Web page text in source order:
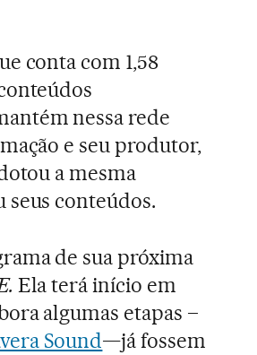
conta com 1,58
nessa rede
e seu produtor,
a mesma
conteúdos.
de sua próxima
Ela terá início em
algumas etapas –
Sound—já fossem